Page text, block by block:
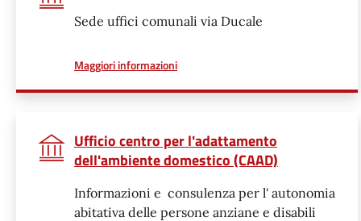
Sede uffici comunali via Ducale
Maggiori informazionia proposito di
Ufficio centro per l'adattamento
dell'ambiente domestico (CAAD)
Informazioni e consulenza per l' autonomia
abitativa delle persone anziane e disabili